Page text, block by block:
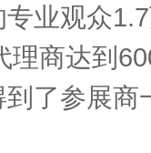
业观众
理商达到
了参展